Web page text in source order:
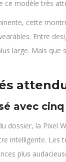
ce modèle très
cette
Entre
large. Mais
avec
dossier, la Pixel
intelligente. Les
plus